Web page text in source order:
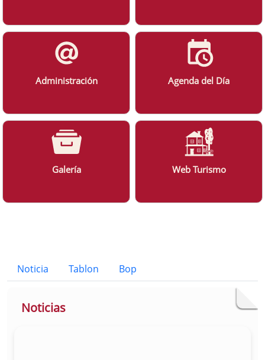
Administración Agenda del Día
Galería Web Turismo
Noticia Tablon Bop
Button
Noticias